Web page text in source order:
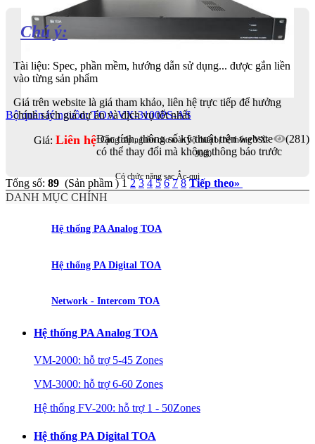
Bộ quản lý nguồn: TOA VX-3100PS-AS
Giá: Liên hệ (281)
Cung cấp nguồn cho toàn bộ thiết bị hệ thống VX-
3000
Có chức năng sạc Ắc-qui
Chú ý:
Tài liệu: Spec, phần mềm, hướng dẫn sử dụng... được gắn liền
vào từng sản phẩm
Giá trên website là giá tham khảo, liên hệ trực tiếp để hưởng
chính sách giá dự án và dịch vụ tốt nhất
Đặc tính, thông số kỹ thuật trên website
có thể thay đổi mà không thông báo trước
Tổng số: 89 (Sản phầm ) 1 2 3 4 5 6 7 8 Tiếp theo»
DANH MỤC CHÍNH
Hệ thống PA Analog TOA
Hệ thống PA Digital TOA
Network - Intercom TOA
Hệ thống PA Analog TOA
VM-2000: hỗ trợ 5-45 Zones
VM-3000: hỗ trợ 6-60 Zones
Hệ thống FV-200: hỗ trợ 1 - 50Zones
Hệ thống PA Digital TOA